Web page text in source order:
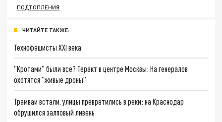
ПОДТОПЛЕНИЯ
ЧИТАЙТЕ ТАКЖЕ:
Технофашисты XXI века
"Кротами" были все? Теракт в центре Москвы: На генералов
охотятся "живые дроны"
Трамваи встали, улицы превратились в реки: на Краснодар
обрушился залповый ливень